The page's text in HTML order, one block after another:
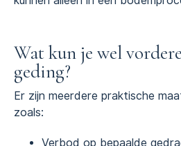
Wat kun je wel
geding?
Er zijn meerdere praktische
zoals:
Verbod op bepaalde